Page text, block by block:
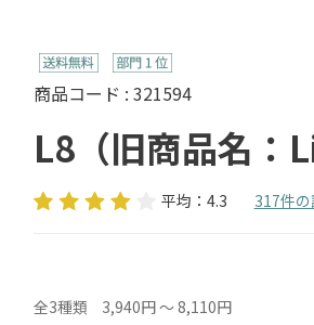
ペット用品
トールで、夏の頭皮ストレスを完全リセッ
ッフが贈る音声プログラム
商品コード : 321594
L8（旧商品名：
平均：4.3 317件
全3種類 3,940円 ～ 8,110円